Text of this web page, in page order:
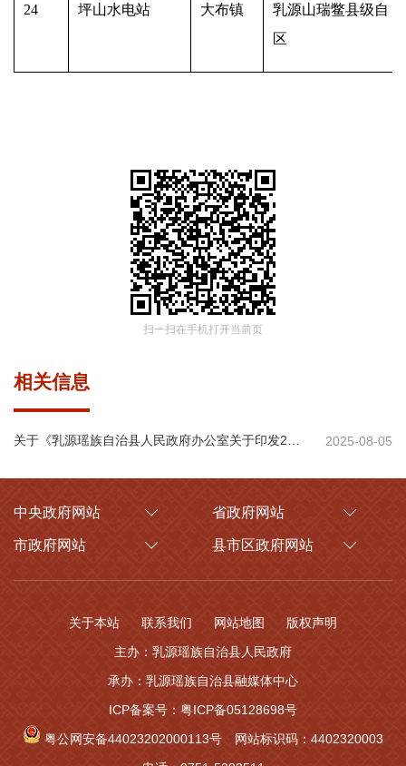
24 坪山水电站 大布镇
乳源山瑞鳖县级自
区
扫一扫在手机打开当前页
相关信息
2025-08-05
中央政府网站 省政府网站
市政府网站 县市区政府网站
关于本站 联系我们 网站地图
版权声明
主办：乳源瑶族自治县人民政府
承办：乳源瑶族自治县融媒体中心
ICP备案号：粤ICP备05128698号
粤公网安备44023202000113号
网站标识码：4402320003